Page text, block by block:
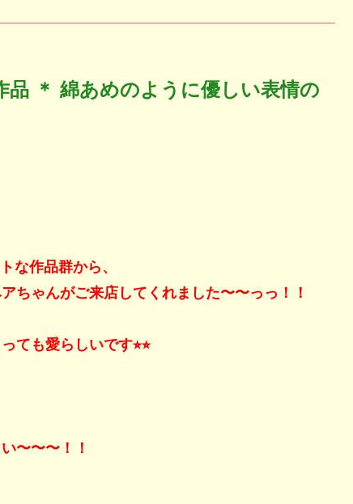
＊ 綿あめのように優しい表情の
な作品群から、
ちゃんがご来店してくれました〜〜っっ！！
ても愛らしいです⭐︎⭐︎
〜〜〜！！